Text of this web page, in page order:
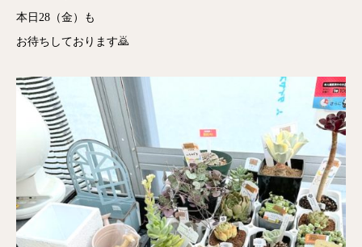
本日28（金）も
お待ちしております🙇